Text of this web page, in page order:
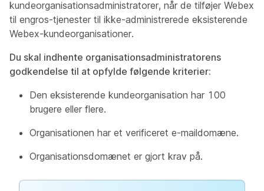
kundeorganisationsadministratorer, når de tilføjer Webex
til engros-tjenester til ikke-administrerede eksisterende
Webex-kundeorganisationer.
Du skal indhente organisationsadministratorens
godkendelse til at opfylde følgende kriterier:
Den eksisterende kundeorganisation har 100
brugere eller flere.
Organisationen har et verificeret e-maildomæne.
Organisationsdomænet er gjort krav på.